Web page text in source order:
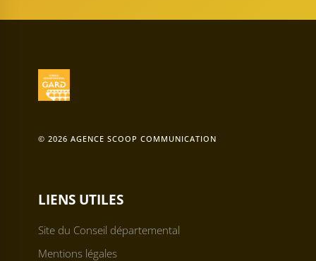
© 2026 AGENCE SCOOP COMMUNICATION
LIENS UTILES
Site du Conseil départemental
Mentions légales